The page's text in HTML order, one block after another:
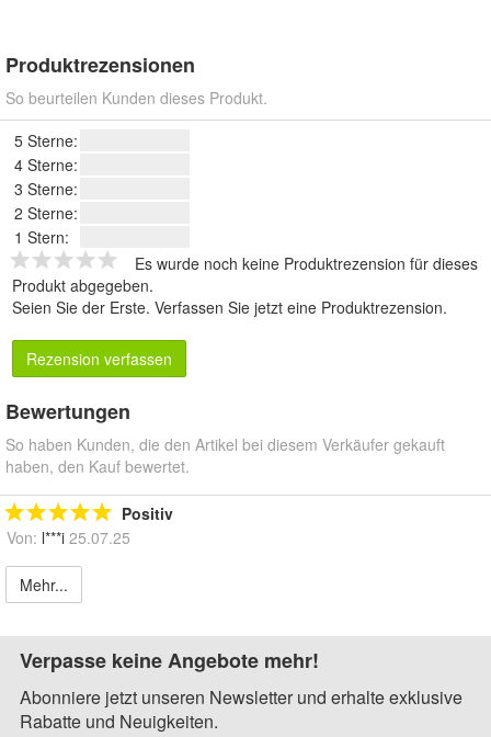
Produktrezensionen
So beurteilen Kunden dieses Produkt.
5 Sterne:
4 Sterne:
3 Sterne:
2 Sterne:
1 Stern:
Es wurde noch keine Produktrezension für dieses
Produkt abgegeben.
Seien Sie der Erste. Verfassen Sie jetzt eine Produktrezension.
Rezension verfassen
Bewertungen
So haben Kunden, die den Artikel bei diesem Verkäufer gekauft
haben, den Kauf bewertet.
Positiv
Von: l***i 25.07.25
Mehr...
Verpasse keine Angebote mehr!
Abonniere jetzt unseren Newsletter und erhalte exklusive
Rabatte und Neuigkeiten.